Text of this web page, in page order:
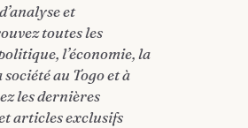
et
toutes les
l’économie, la
au Togo et à
les dernières
articles exclusifs